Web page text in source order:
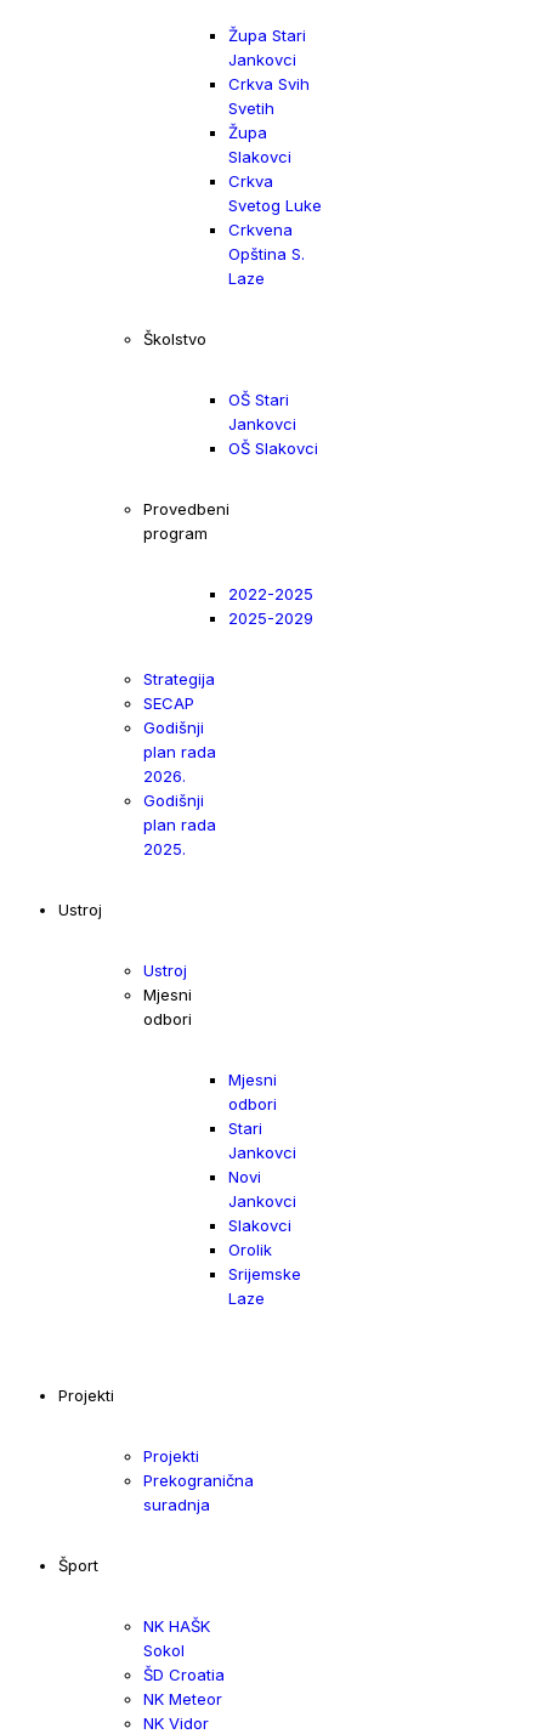
Župa Stari
Jankovci
Crkva Svih
Svetih
Župa
Slakovci
Crkva
Svetog Luke
Crkvena
Opština S.
Laze
Školstvo
OŠ Stari
Jankovci
OŠ Slakovci
Provedbeni
program
2022-2025
2025-2029
Strategija
SECAP
Godišnji
plan rada
2026.
Godišnji
plan rada
2025.
Ustroj
Ustroj
Mjesni
odbori
Mjesni
odbori
Stari
Jankovci
Novi
Jankovci
Slakovci
Orolik
Srijemske
Laze
Projekti
Projekti
Prekogranična
suradnja
Šport
NK HAŠK
Sokol
ŠD Croatia
NK Meteor
NK Vidor